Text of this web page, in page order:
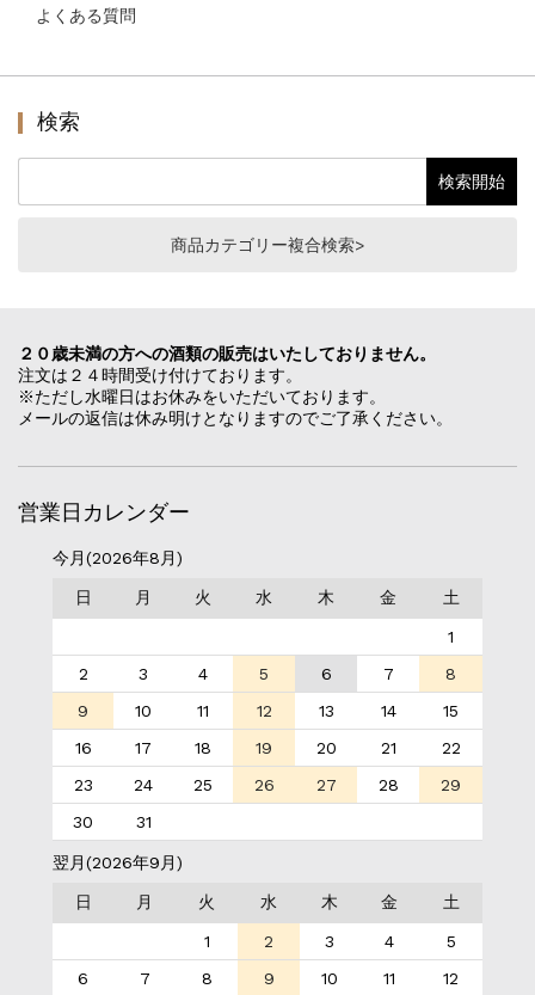
よくある質問
検索
商品カテゴリー複合検索>
２０歳未満の方への酒類の販売はいたしておりません。
注文は２４時間受け付けております。
※ただし水曜日はお休みをいただいております。
メールの返信は休み明けとなりますのでご了承ください。
営業日カレンダー
今月(2026年8月)
日 月 火 水 木 金 土
1
2
3 4 5 6 7
8
9
10 11 12 13 14
15
16
17 18 19 20 21
22
23
24 25 26 27 28
29
30
31
翌月(2026年9月)
日 月 火 水 木 金 土
1 2 3 4
5
6
7 8 9 10 11
12